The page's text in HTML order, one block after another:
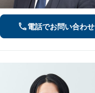
電話でお問い合わせ